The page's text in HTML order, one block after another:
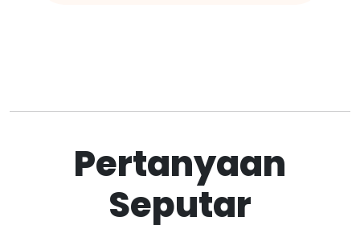
Pertanyaan
Seputar